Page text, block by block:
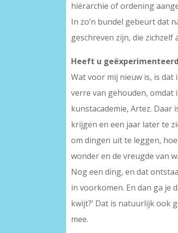
hiërarchie of ordening
In zo’n bundel gebeurt dat
geschreven zijn, die zichzelf
Heeft u
Wat voor mij nieuw is, is
verre van gehouden, omdat
kunstacademie, Artez.
krijgen en een jaar later te
om dingen uit te leggen,
wonder en de vreugde van
Nog een ding, en dat
in voorkomen. En dan ga je
kwijt?’ Dat is natuurlijk ook
mee.